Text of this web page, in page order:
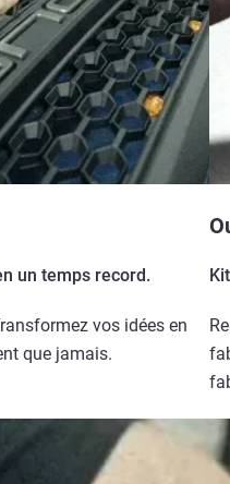
un temps record.
vos idées en
que jamais.